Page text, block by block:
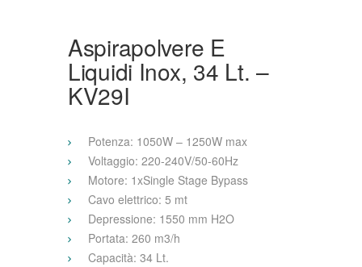
Aspirapolvere E
Liquidi Inox, 34 Lt. –
KV29I
Potenza: 1050W – 1250W max
Voltaggio: 220-240V/50-60Hz
Motore: 1xSingle Stage Bypass
Cavo elettrico: 5 mt
Depressione: 1550 mm H2O
Portata: 260 m3/h
Capacità: 34 Lt.